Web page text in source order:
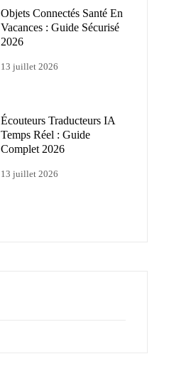
Objets Connectés Santé En
Vacances : Guide Sécurisé
2026
13 juillet 2026
Écouteurs Traducteurs IA
Temps Réel : Guide
Complet 2026
13 juillet 2026